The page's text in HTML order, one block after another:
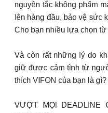
nguyên tắc không phẩm
lên hàng đầu, bảo vệ sức
Cho bạn nhiều lựa chọn
Và còn rất những lý do
giữ được cảm tình từ
thích VIFON của bạn là gì?
VƯỢT MỌI DEADLINE